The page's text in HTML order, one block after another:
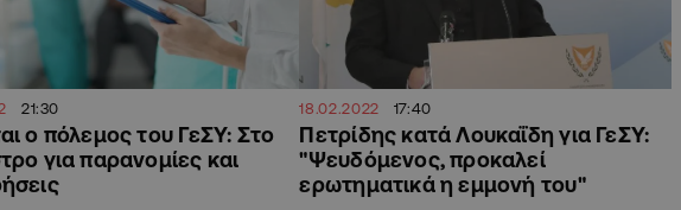
21:30
ο πόλεμος του ΓεΣΥ: Στο
για παρανομίες και
18.02.2022 17:40
Πετρίδης κατά Λουκαΐδη για ΓεΣΥ:
"Ψευδόμενος, προκαλεί
ερωτηματικά η εμμονή του"